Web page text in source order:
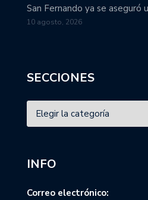
San Fernando ya se aseguró
10 agosto, 2026
SECCIONES
INFO
Correo electrónico: